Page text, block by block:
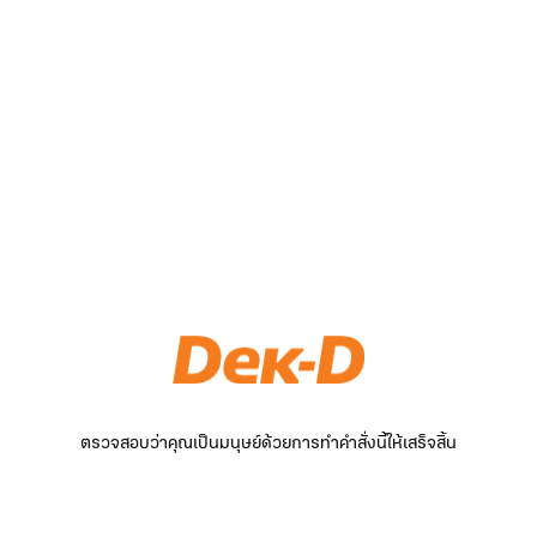
ตรวจสอบว่าคุณเป็นมนุษย์ด้วยการทำคำสั่งนี้ให้เสร็จสิ้น